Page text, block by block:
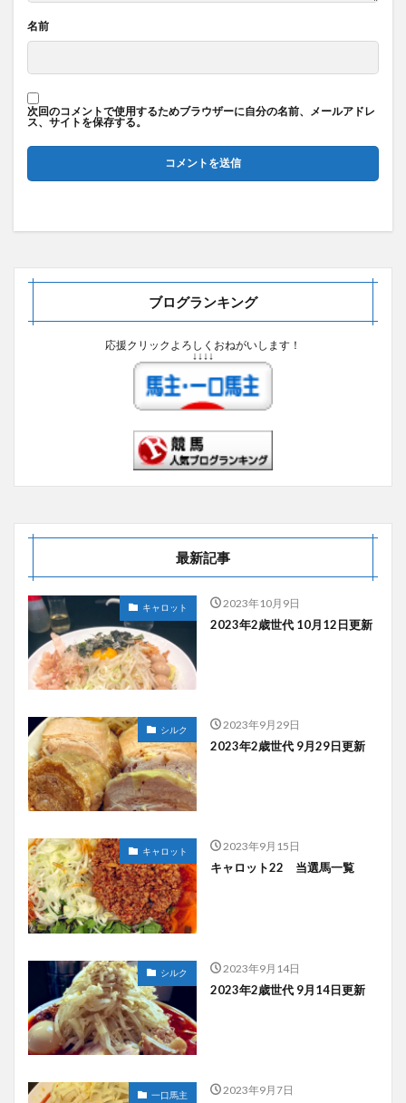
名前
次回のコメントで使用するためブラウザーに自分の名前、メールアドレ
ス、サイトを保存する。
ブログランキング
応援クリックよろしくおねがいします！
↓↓↓↓
最新記事
キャロット 2023年10月9日
2023年2歳世代 10月12日更新
シルク 2023年9月29日
2023年2歳世代 9月29日更新
キャロット 2023年9月15日
キャロット22 当選馬一覧
シルク 2023年9月14日
2023年2歳世代 9月14日更新
一口馬主 2023年9月7日